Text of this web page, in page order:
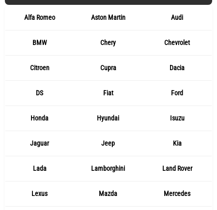
Alfa Romeo Aston Martin Audi
BMW Chery Chevrolet
Citroen Cupra Dacia
DS Fiat Ford
Honda Hyundai Isuzu
Jaguar Jeep Kia
Lada Lamborghini Land Rover
Lexus Mazda Mercedes